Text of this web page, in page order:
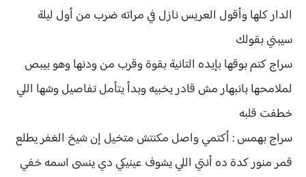
الدار كلها وأقول العريس نازل في مراته ضرب من أول ليلة
سيبني بقولك
سراج كتم بوقها بإيده التانية بقوة وقرب من ودنها وهو بيبص
لملامحها بانبهار مش قادر يخبيه وبدأ يتأمل تفاصيل وشها اللي
خطفت قلبه
سراج بهمس : أكتمي واصل مكنتش متخيل إن شيخ الغفر يطلع
قمر منور كدة ده أنتي اللي يشوف عينيكي دي ينسى اسمه خفي